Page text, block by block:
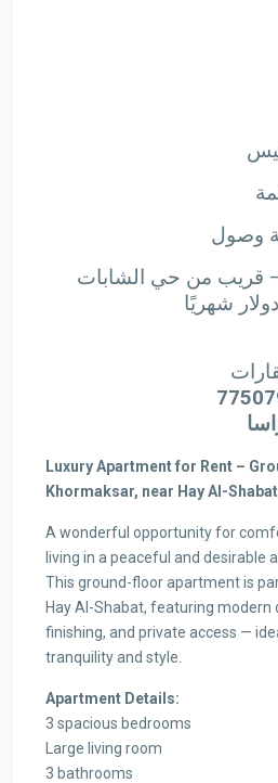
وصول
قريب من حي الشابات
Luxury Apartment for Rent –
Khormaksar, near Hay Al-Shabat
A wonderful opportunity for
living in a peaceful and desirable
This ground-floor apartment is
Hay Al-Shabat, featuring modern
finishing, and private access —
tranquility and style.
Apartment Details:
3 spacious bedrooms
Large living room
3 bathrooms